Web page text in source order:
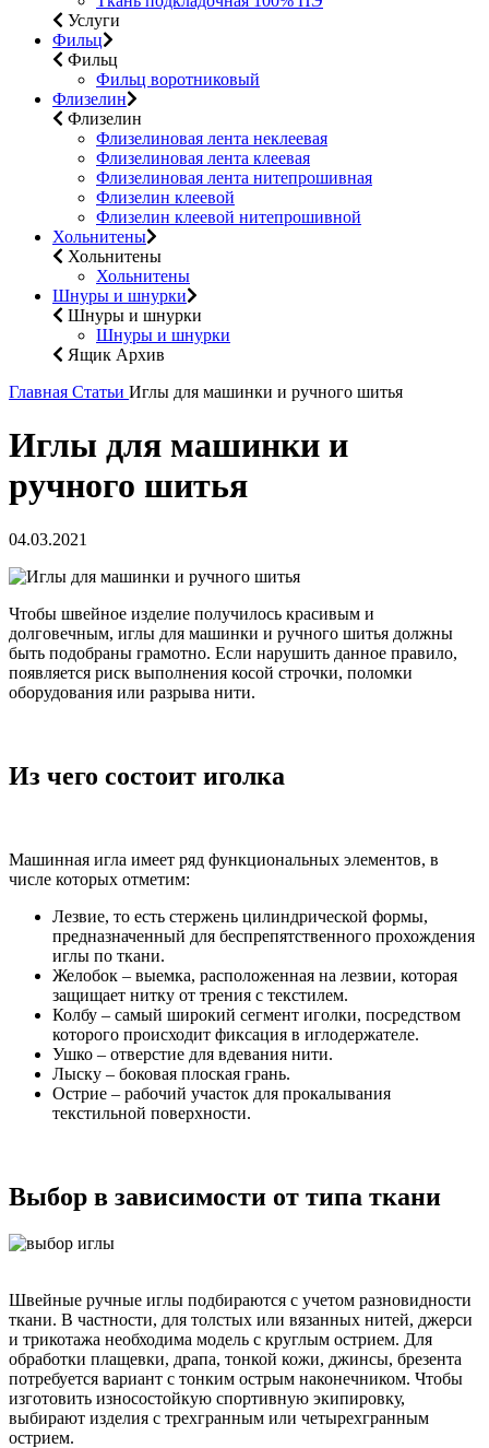
Услуги
Фильц
Фильц
Фильц воротниковый
Флизелин
Флизелин
Флизелиновая лента неклеевая
Флизелиновая лента клеевая
Флизелиновая лента нитепрошивная
Флизелин клеевой
Флизелин клеевой нитепрошивной
Хольнитены
Хольнитены
Хольнитены
Шнуры и шнурки
Шнуры и шнурки
Шнуры и шнурки
Ящик Архив
Главная Статьи Иглы для машинки и ручного шитья
Иглы для машинки и
ручного шитья
04.03.2021
Чтобы швейное изделие получилось красивым и
долговечным, иглы для машинки и ручного шитья должны
быть подобраны грамотно. Если нарушить данное правило,
появляется риск выполнения косой строчки, поломки
оборудования или разрыва нити.
Из чего состоит иголка
Машинная игла имеет ряд функциональных элементов, в
числе которых отметим:
Лезвие, то есть стержень цилиндрической формы,
предназначенный для беспрепятственного прохождения
иглы по ткани.
Желобок – выемка, расположенная на лезвии, которая
защищает нитку от трения с текстилем.
Колбу – самый широкий сегмент иголки, посредством
которого происходит фиксация в иглодержателе.
Ушко – отверстие для вдевания нити.
Лыску – боковая плоская грань.
Острие – рабочий участок для прокалывания
текстильной поверхности.
Выбор в зависимости от типа ткани
Швейные ручные иглы подбираются с учетом разновидности
ткани. В частности, для толстых или вязанных нитей, джерси
и трикотажа необходима модель с круглым острием. Для
обработки плащевки, драпа, тонкой кожи, джинсы, брезента
потребуется вариант с тонким острым наконечником. Чтобы
изготовить износостойкую спортивную экипировку,
выбирают изделия с трехгранным или четырехгранным
острием.